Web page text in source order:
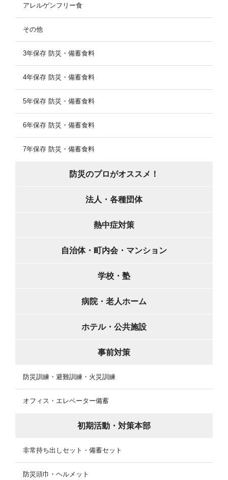
アレルゲンフリー食
その他
3年保存 防災・備蓄食料
4年保存 防災・備蓄食料
5年保存 防災・備蓄食料
6年保存 防災・備蓄食料
7年保存 防災・備蓄食料
防災のプロがオススメ！
法人・各種団体
熱中症対策
自治体・町内会・マンション
学校・塾
病院・老人ホーム
ホテル・公共施設
事前対策
防災訓練・避難訓練・火災訓練
オフィス・エレベーター備蓄
初期活動・対策本部
非常持ち出しセット・備蓄セット
防災頭巾・ヘルメット